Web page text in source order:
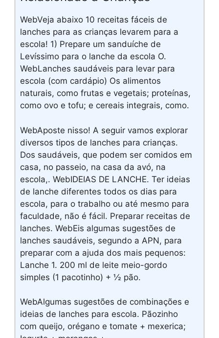
WebVeja abaixo 10 receitas fáceis de
lanches para as crianças levarem para a
escola! 1) Prepare um sanduíche de
Levíssimo para o lanche da escola O.
WebLanches saudáveis para levar para
escola (com cardápio) Os alimentos
naturais, como frutas e vegetais; proteínas,
como ovo e tofu; e cereais integrais, como.
WebAposte nisso! A seguir vamos explorar
diversos tipos de lanches para crianças.
Dos saudáveis, que podem ser comidos em
casa, no passeio, na casa da avó, na
escola,. WebIDEIAS DE LANCHE. Ter ideias
de lanche diferentes todos os dias para
escola, para o trabalho ou até mesmo para
faculdade, não é fácil. Preparar receitas de
lanches. WebEis algumas sugestões de
lanches saudáveis, segundo a APN, para
preparar com a ajuda dos mais pequenos:
Lanche 1. 200 ml de leite meio-gordo
simples (1 pacotinho) + ½ pão.
WebAlgumas sugestões de combinações e
ideias de lanches para escola. Pãozinho
com queijo, orégano e tomate + mexerica;